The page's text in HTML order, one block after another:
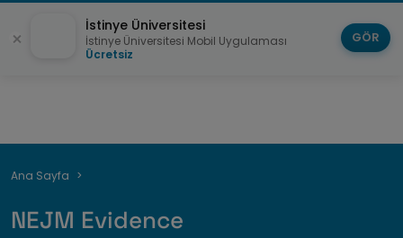
Breadcrumb
Ana Sayfa
NEJM Evidence
İstinye Üniversitesi
İstinye Üniversitesi Mobil Uygulaması
Ücretsiz
GÖR